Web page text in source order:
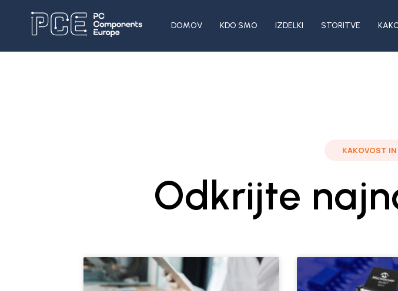
DOMOV KDO SMO IZDELKI STORITVE
KAKOVOST
Odkrijte